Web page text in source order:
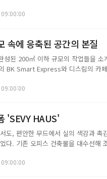
중심부에는 ...
속에 응축된 공간의 본질
된 200㎡ 이하 규모의 작업들을 소
BK Smart Express와 디스림의 카
구...
'SEVY HAUS'
도, 편안한 무드에서 실의 색감과 촉
다. 기존 오피스 건축물을 대수선해
품과 작품...